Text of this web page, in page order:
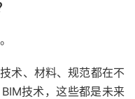
术、材料、规范都在不
技术，这些都是未来